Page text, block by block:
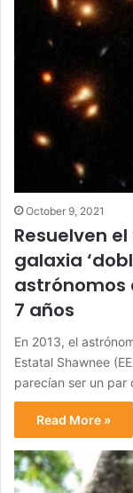
October 9, 2021
Resuelven
galaxia
astrónomos
7 años
En 2013, el
Estatal Shawnee
parecían ser un par
Read More »